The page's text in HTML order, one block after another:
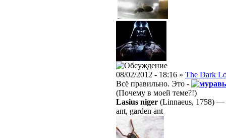
08/02/2012 - 18:16 » The Dark
Всё правильно. Это -
(Почему в моей теме?!)
Lasius niger (Linnaeus, 1758) —
ant, garden ant